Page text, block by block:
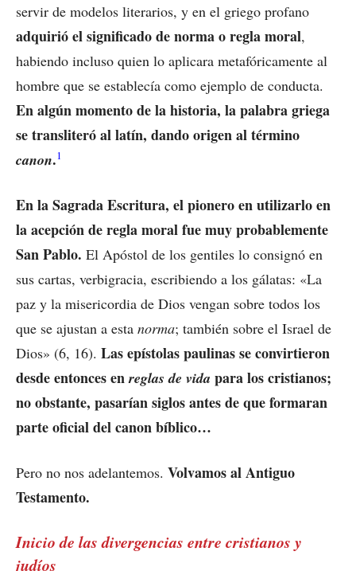
servir de modelos literarios, y en el griego profano
adquirió el significado de norma o regla moral,
habiendo incluso quien lo aplicara metafóricamente al
hombre que se establecía como ejemplo de conducta.
En algún momento de la historia, la palabra griega
se transliteró al latín, dando origen al término
canon.1
En la Sagrada Escritura, el pionero en utilizarlo en
la acepción de regla moral fue muy probablemente
San Pablo. El Apóstol de los gentiles lo consignó en
sus cartas, verbigracia, escribiendo a los gálatas: «La
paz y la misericordia de Dios vengan sobre todos los
que se ajustan a esta norma; también sobre el Israel de
Dios» (6, 16). Las epístolas paulinas se convirtieron
desde entonces enreglas de vida para los cristianos;
no obstante, pasarían siglos antes de que formaran
parte oficial del canon bíblico…
Pero no nos adelantemos. Volvamos al Antiguo
Testamento.
Inicio de las divergencias entre cristianos y
judíos